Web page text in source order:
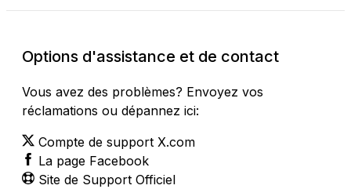
Options d'assistance et de contact
Vous avez des problèmes? Envoyez vos
réclamations ou dépannez ici:
Compte de support X.com
La page Facebook
Site de Support Officiel